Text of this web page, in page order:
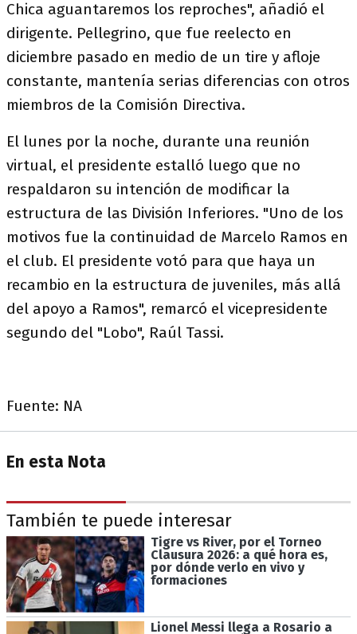
Chica aguantaremos los reproches", añadió el
dirigente. Pellegrino, que fue reelecto en
diciembre pasado en medio de un tire y afloje
constante, mantenía serias diferencias con otros
miembros de la Comisión Directiva.
El lunes por la noche, durante una reunión
virtual, el presidente estalló luego que no
respaldaron su intención de modificar la
estructura de las División Inferiores. "Uno de los
motivos fue la continuidad de Marcelo Ramos en
el club. El presidente votó para que haya un
recambio en la estructura de juveniles, más allá
del apoyo a Ramos", remarcó el vicepresidente
segundo del "Lobo", Raúl Tassi.
Fuente: NA
En esta Nota
También te puede interesar
Tigre vs River, por el Torneo
Clausura 2026: a qué hora es,
por dónde verlo en vivo y
formaciones
Lionel Messi llega a Rosario a